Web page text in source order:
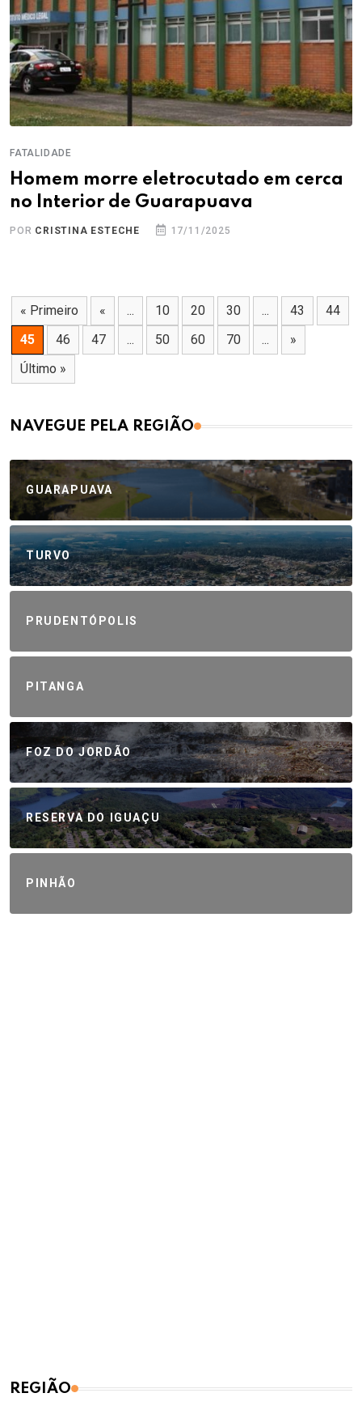
FATALIDADE
Homem morre eletrocutado em cerca
no Interior de Guarapuava
POR CRISTINA ESTECHE 17/11/2025
« Primeiro « ... 10 20 30 ... 43
44
45
46 47 ... 50 60 70 ...
»
Último »
NAVEGUE PELA REGIÃO
GUARAPUAVA
TURVO
PRUDENTÓPOLIS
PITANGA
FOZ DO JORDÃO
RESERVA DO IGUAÇU
PINHÃO
REGIÃO